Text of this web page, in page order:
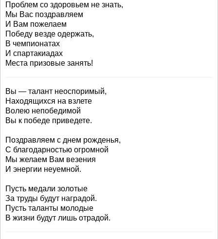
Проблем со здоровьем не знать,
Мы Вас поздравляем
И Вам пожелаем
Победу везде одержать,
В чемпионатах
И спартакиадах
Места призовые занять!
Вы — талант неоспоримый,
Находящихся на взлете
Волею непобедимой
Вы к победе приведете.
Поздравляем с днем рожденья,
С благодарностью огромной
Мы желаем Вам везения
И энергии неуемной.
Пусть медали золотые
За труды будут наградой.
Пусть таланты молодые
В жизни будут лишь отрадой.